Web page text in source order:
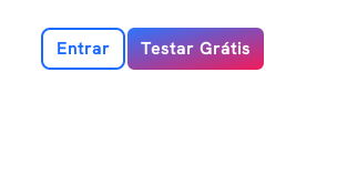
Entrar Testar Grátis